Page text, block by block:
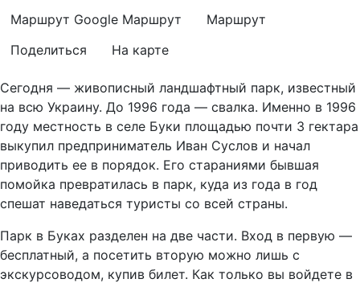
Маршрут Google Маршрут
Маршрут
Поделиться
На карте
Сегодня — живописный ландшафтный парк, известный
на всю Украину. До 1996 года — свалка. Именно в 1996
году местность в селе Буки площадью почти 3 гектара
выкупил предприниматель Иван Суслов и начал
приводить ее в порядок. Его стараниями бывшая
помойка превратилась в парк, куда из года в год
спешат наведаться туристы со всей страны.
Парк в Буках разделен на две части. Вход в первую —
бесплатный, а посетить вторую можно лишь с
экскурсоводом, купив билет. Как только вы войдете в